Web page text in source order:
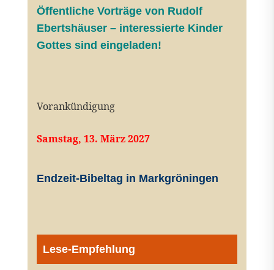
Öffentliche Vorträge von Rudolf
Ebertshäuser – interessierte Kinder
Gottes sind eingeladen!
Vorankündigung
Samstag, 13. März 2027
Endzeit-Bibeltag in Markgröningen
Lese-Empfehlung